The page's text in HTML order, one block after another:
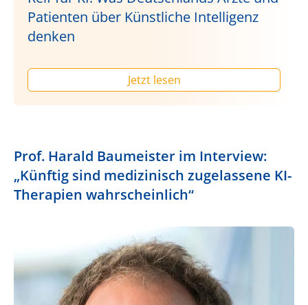
Patienten über Künstliche Intelligenz
denken
Jetzt lesen
Prof. Harald Baumeister im Interview:
„Künftig sind medizinisch zugelassene KI-
Therapien wahrscheinlich“